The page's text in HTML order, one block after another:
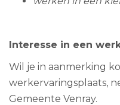
Interesse in een
Wil je in aanmerking
werkervaringsplaats,
Gemeente Venray.